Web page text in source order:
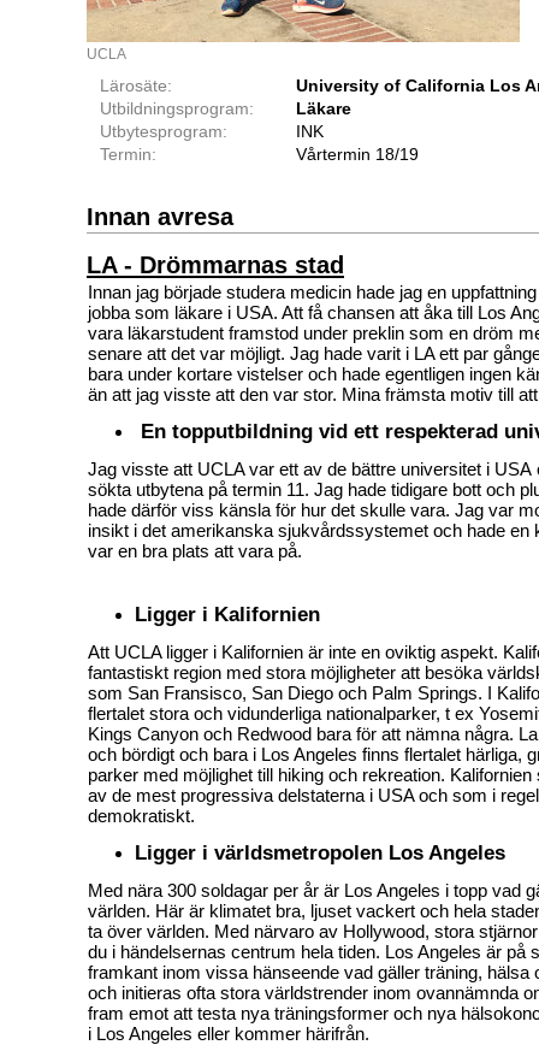
UCLA
Lärosäte:
University of California Los
Utbildningsprogram:
Läkare
Utbytesprogram:
INK
Termin:
Vårtermin 18/19
Innan avresa
LA - Drömmarnas stad
Innan jag började studera medicin hade jag en
jobba som läkare i USA. Att få chansen att åka till Los
vara läkarstudent framstod under preklin som en dröm
senare att det var möjligt. Jag hade varit i LA ett par
bara under kortare vistelser och hade egentligen ingen
än att jag visste att den var stor. Mina främsta motiv till
En topputbildning vid ett respekterad
Jag visste att UCLA var ett av de bättre universitet i USA
sökta utbytena på termin 11. Jag hade tidigare bott och
hade därför viss känsla för hur det skulle vara. Jag var
insikt i det amerikanska sjukvårdssystemet och hade en
var en bra plats att vara på.
Ligger i Kalifornien
Att UCLA ligger i Kalifornien är inte en oviktig aspekt.
fantastiskt region med stora möjligheter att besöka
som San Fransisco, San Diego och Palm Springs. I
flertalet stora och vidunderliga nationalparker, t ex
Kings Canyon och Redwood bara för att nämna några.
och bördigt och bara i Los Angeles finns flertalet härliga,
parker med möjlighet till hiking och rekreation.
av de mest progressiva delstaterna i USA och som i
demokratiskt.
Ligger i världsmetropolen Los Angeles
Med nära 300 soldagar per år är Los Angeles i topp vad
världen. Här är klimatet bra, ljuset vackert och hela
ta över världen. Med närvaro av Hollywood, stora
du i händelsernas centrum hela tiden. Los Angeles är på
framkant inom vissa hänseende vad gäller träning, hälsa
och initieras ofta stora världstrender inom ovannämnda
fram emot att testa nya träningsformer och nya
i Los Angeles eller kommer härifrån.